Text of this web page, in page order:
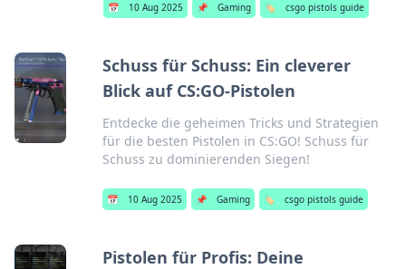
📅 10 Aug 2025 📌 Gaming 🏷️ csgo pistols guide
Schuss für Schuss: Ein cleverer
Blick auf CS:GO-Pistolen
Entdecke die geheimen Tricks und Strategien
für die besten Pistolen in CS:GO! Schuss für
Schuss zu dominierenden Siegen!
📅 10 Aug 2025 📌 Gaming 🏷️ csgo pistols guide
Pistolen für Profis: Deine